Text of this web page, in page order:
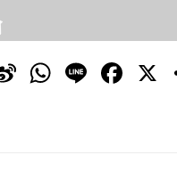
SinaWhatsApp
Line X